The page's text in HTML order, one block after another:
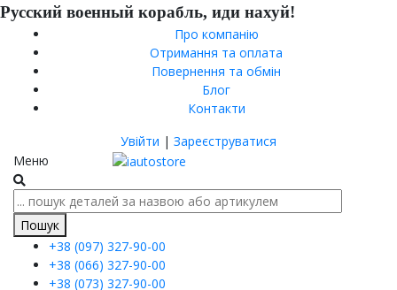
Русский военный корабль, иди нахуй!
Про компанію
Отримання та оплата
Повернення та обмін
Блог
Контакти
Увійти | Зареєструватися
Меню
Пошук
+38 (097) 327-90-00
+38 (066) 327-90-00
+38 (073) 327-90-00